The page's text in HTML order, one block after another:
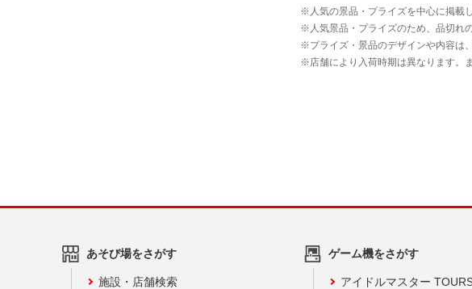
あそび場をさがす
施設・店舗検索
ゲーム機をさがす
アイドルマスター